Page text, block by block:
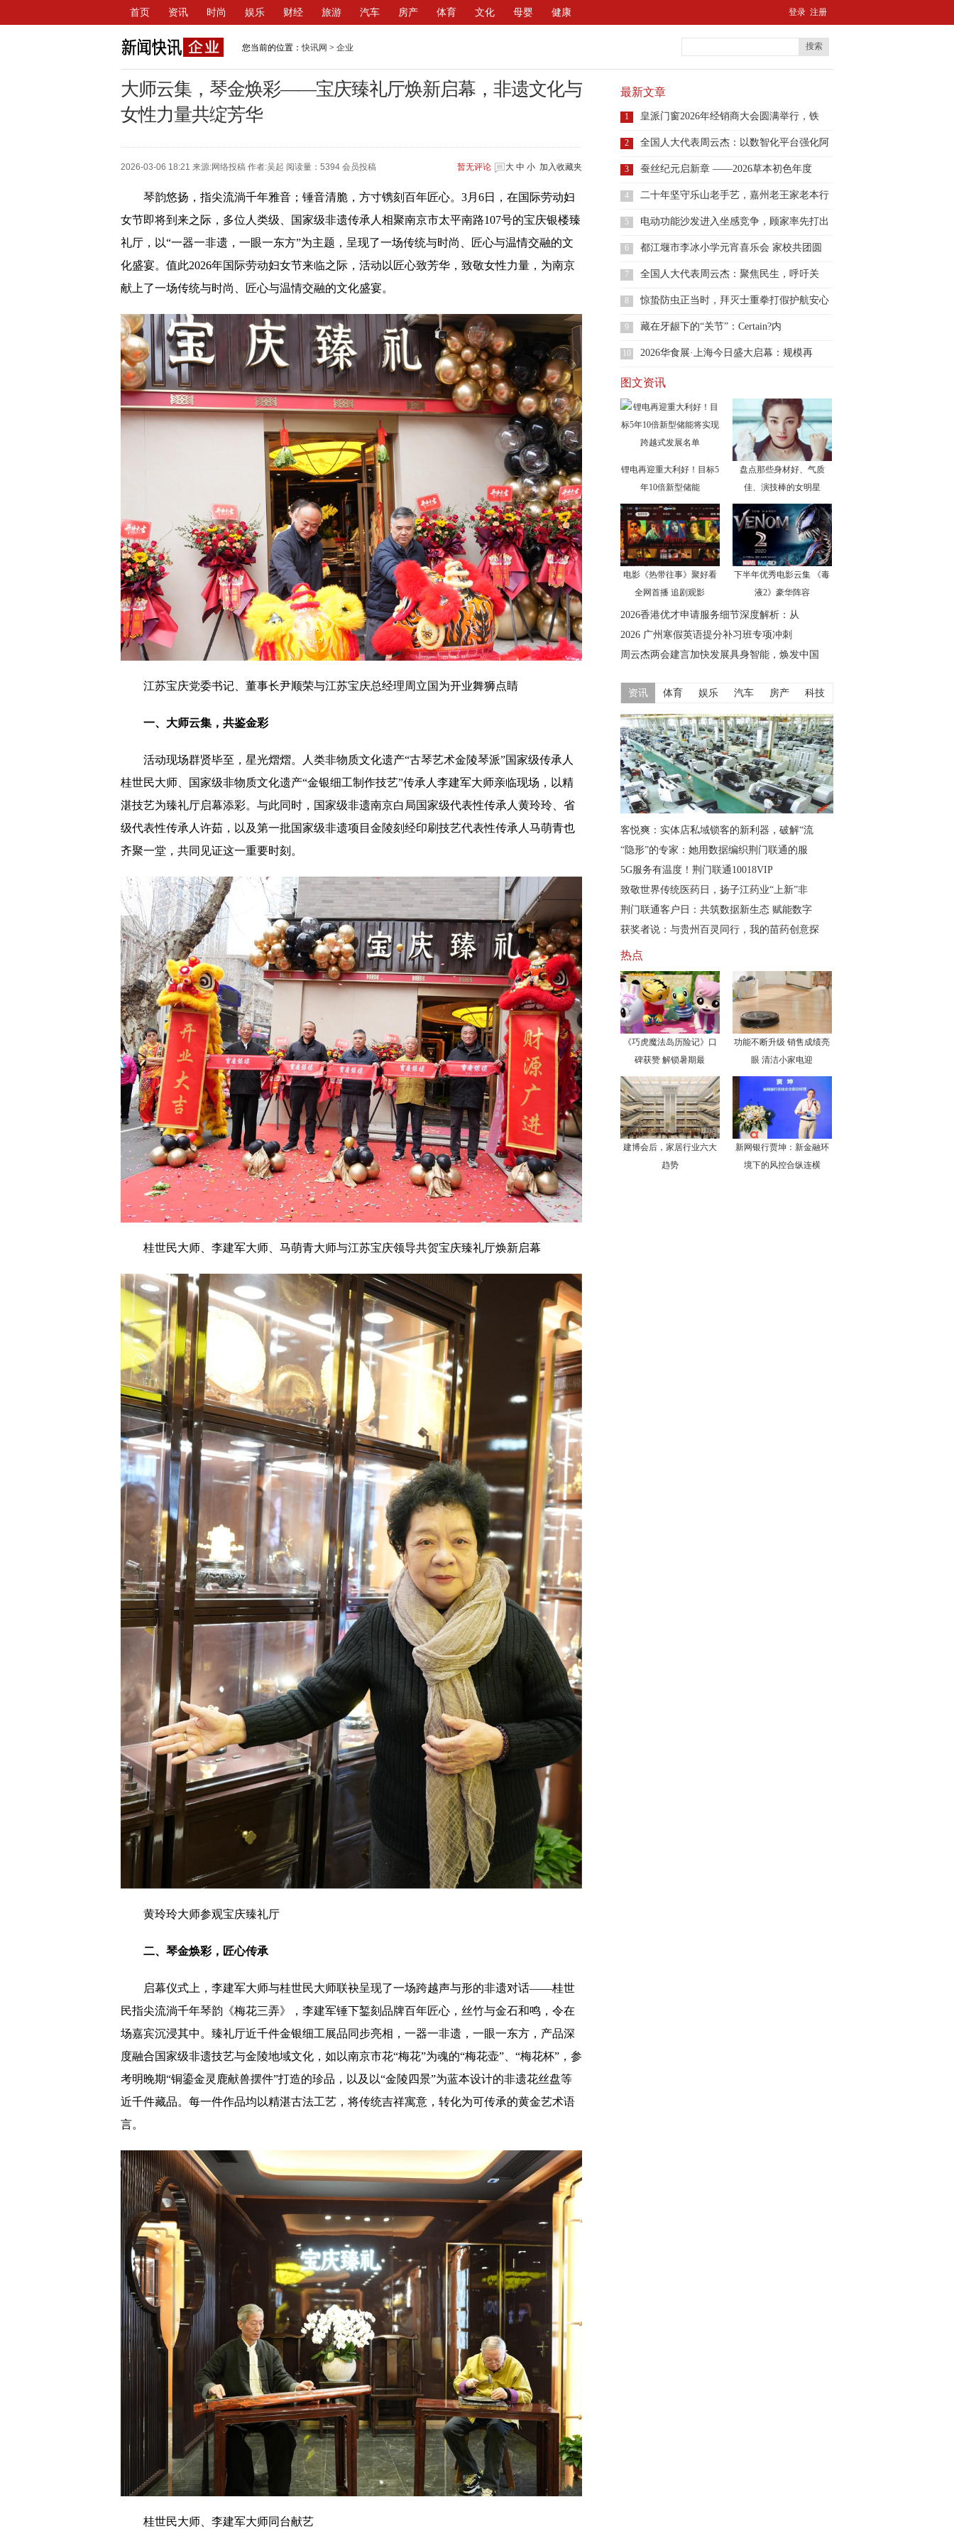
首页 资讯 时尚 娱乐 财经 旅游 汽车 房产 体育 文化 母婴 健康 登录 注册
您当前的位置：快讯网 > 企业 搜索
大师云集，琴金焕彩——宝庆臻礼厅焕新启幕，非遗文化与
女性力量共绽芳华
2026-03-06 18:21 来源:网络投稿 作者:吴起 阅读量：5394 会员投稿 大 中 小 加入收藏夹
暂无评论
琴韵悠扬，指尖流淌千年雅音；锤音清脆，方寸镌刻百年匠心。3月6日，在国际劳动妇
女节即将到来之际，多位人类级、国家级非遗传承人相聚南京市太平南路107号的宝庆银楼臻
礼厅，以“一器一非遗，一眼一东方”为主题，呈现了一场传统与时尚、匠心与温情交融的文
化盛宴。值此2026年国际劳动妇女节来临之际，活动以匠心致芳华，致敬女性力量，为南京
献上了一场传统与时尚、匠心与温情交融的文化盛宴。
江苏宝庆党委书记、董事长尹顺荣与江苏宝庆总经理周立国为开业舞狮点睛
一、大师云集，共鉴金彩
活动现场群贤毕至，星光熠熠。人类非物质文化遗产“古琴艺术金陵琴派”国家级传承人
桂世民大师、国家级非物质文化遗产“金银细工制作技艺”传承人李建军大师亲临现场，以精
湛技艺为臻礼厅启幕添彩。与此同时，国家级非遗南京白局国家级代表性传承人黄玲玲、省
级代表性传承人许茹，以及第一批国家级非遗项目金陵刻经印刷技艺代表性传承人马萌青也
齐聚一堂，共同见证这一重要时刻。
桂世民大师、李建军大师、马萌青大师与江苏宝庆领导共贺宝庆臻礼厅焕新启幕
黄玲玲大师参观宝庆臻礼厅
二、琴金焕彩，匠心传承
启幕仪式上，李建军大师与桂世民大师联袂呈现了一场跨越声与形的非遗对话——桂世
民指尖流淌千年琴韵《梅花三弄》，李建军锤下錾刻品牌百年匠心，丝竹与金石和鸣，令在
场嘉宾沉浸其中。臻礼厅近千件金银细工展品同步亮相，一器一非遗，一眼一东方，产品深
度融合国家级非遗技艺与金陵地域文化，如以南京市花“梅花”为魂的“梅花壶”、“梅花杯”，参
考明晚期“铜鎏金灵鹿献兽摆件”打造的珍品，以及以“金陵四景”为蓝本设计的非遗花丝盘等
近千件藏品。每一件作品均以精湛古法工艺，将传统吉祥寓意，转化为可传承的黄金艺术语
言。
桂世民大师、李建军大师同台献艺
最新文章
1 皇派门窗2026年经销商大会圆满举行，铁
2
全国人大代表周云杰：以数智化平台强化阿
3 蚕丝纪元启新章 ——2026草本初色年度
4
二十年坚守乐山老手艺，嘉州老王家老本行
面
5
电动功能沙发进入坐感竞争，顾家率先打出
技
6 都江堰市李冰小学元宵喜乐会 家校共团圆
7
全国人大代表周云杰：聚焦民生，呼吁关
注“
8
惊蛰防虫正当时，拜灭士重拳打假护航安心
生
9 藏在牙龈下的“关节”：Certain?内
10 2026华食展·上海今日盛大启幕：规模再
图文资讯
锂电再迎重大利好！目标5
年10倍新型储能
盘点那些身材好、气质
佳、演技棒的女明星
电影《热带往事》聚好看
全网首播 追剧观影
下半年优秀电影云集 《毒
液2》豪华阵容
2026香港优才申请服务细节深度解析：从
2026 广州寒假英语提分补习班专项冲刺
周云杰两会建言加快发展具身智能，焕发中国
资讯 体育 娱乐 汽车 房产 科技
客悦爽：实体店私域锁客的新利器，破解“流
“隐形”的专家：她用数据编织荆门联通的服
5G服务有温度！荆门联通10018VIP
致敬世界传统医药日，扬子江药业“上新”非
荆门联通客户日：共筑数据新生态 赋能数字
获奖者说：与贵州百灵同行，我的苗药创意探
热点
《巧虎魔法岛历险记》口
碑获赞 解锁暑期最
功能不断升级 销售成绩亮
眼 清洁小家电迎
建博会后，家居行业六大
趋势
新网银行贾坤：新金融环
境下的风控合纵连横